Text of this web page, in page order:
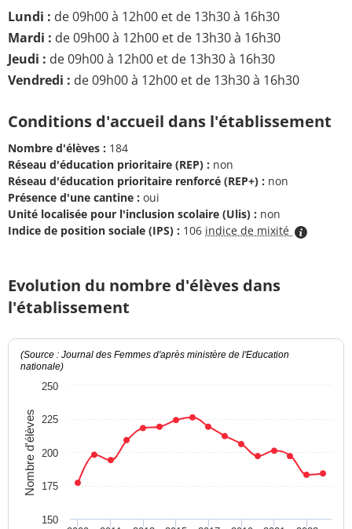
Lundi : de 09h00 à 12h00 et de 13h30 à 16h30
Mardi : de 09h00 à 12h00 et de 13h30 à 16h30
Jeudi : de 09h00 à 12h00 et de 13h30 à 16h30
Vendredi : de 09h00 à 12h00 et de 13h30 à 16h30
Conditions d'accueil dans l'établissement
Nombre d'élèves : 184
Réseau d'éducation prioritaire (REP) : non
Réseau d'éducation prioritaire renforcé (REP+) : non
Présence d'une cantine : oui
Unité localisée pour l'inclusion scolaire (Ulis) : non
Indice de position sociale (IPS) : 106 indice de mixité
Evolution du nombre d'élèves dans
l'établissement
Nombre d'élèves
(Source : Journal des Femmes d'après ministère de l'Education
nationale)
200
150
175
225
250